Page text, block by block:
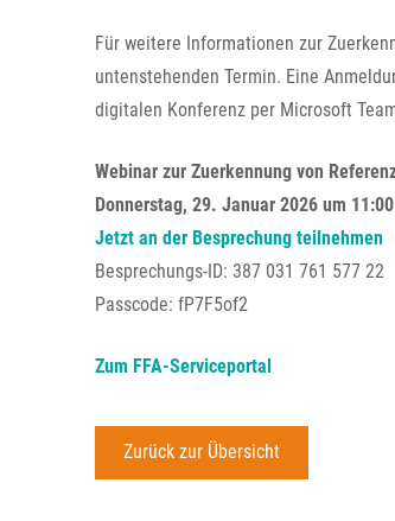
Für weitere Informationen zur
untenstehenden Termin. Eine
digitalen Konferenz per Microsoft
Webinar zur Zuerkennung von
Donnerstag, 29. Januar 2026 um
Jetzt an der Besprechung teilnehmen
Besprechungs-ID: 387 031 761 577 22
Passcode: fP7F5of2
Zum FFA-Serviceportal
Zurück zur Übersicht